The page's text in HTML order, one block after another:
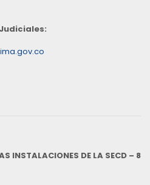
INSTALACIONES DE LA SECD – 8